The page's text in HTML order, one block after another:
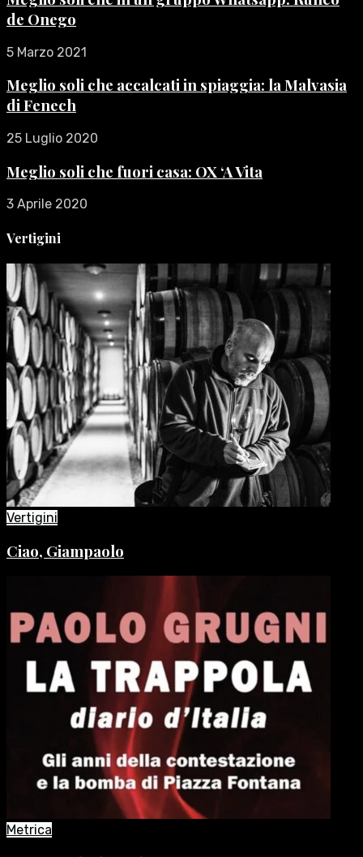
de Onego
5 Marzo 2021
Meglio soli che accalcati in spiaggia: la Malvasia
di Fenech
25 Luglio 2020
Meglio soli che fuori casa: OX ‘A Vita
3 Aprile 2020
Vertigini
Vertigini
Ciao, Giampaolo
Metrica